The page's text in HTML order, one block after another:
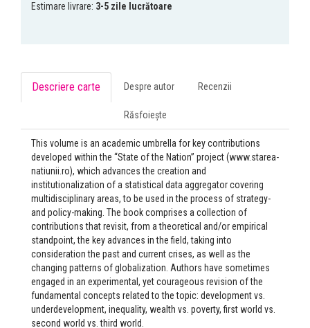
Estimare livrare: 3-5 zile lucrătoare
Descriere carte Despre autor Recenzii
Răsfoiește
This volume is an academic umbrella for key contribu­tions
developed within the “State of the Nation” project (www.starea-
natiunii.ro), which advances the creation and
institutionalization of a statistical data aggregator covering
multidisciplinary areas, to be used in the process of strategy-
and policy-making. The book comprises a collection of
contributions that revisit, from a theoretical and/or empirical
standpoint, the key advances in the field, taking into
consideration the past and current crises, as well as the
changing patterns of globalization. Authors have sometimes
engaged in an experimental, yet coura­geous revision of the
fundamental concepts related to the topic: development vs.
underdevelopment, inequal­ity, wealth vs. poverty, first world vs.
second world vs. third world.